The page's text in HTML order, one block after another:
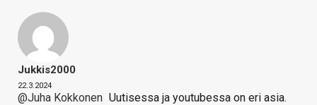
Jukkis2000
22.3.2024
@Juha Kokkonen Uutisessa ja youtubessa on eri asia.